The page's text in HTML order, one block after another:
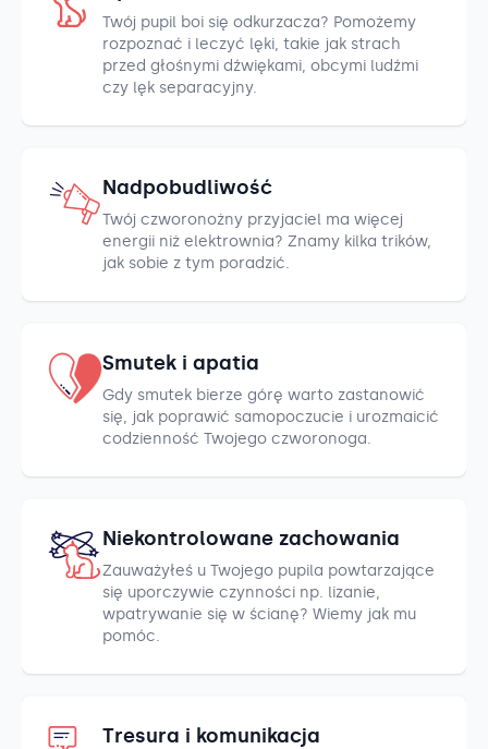
Twój pupil boi się odkurzacza? Pomożemy
rozpoznać i leczyć lęki, takie jak strach
przed głośnymi dźwiękami, obcymi ludźmi
czy lęk separacyjny.
Nadpobudliwość
Twój czworonożny przyjaciel ma więcej
energii niż elektrownia? Znamy kilka trików,
jak sobie z tym poradzić.
Smutek i apatia
Gdy smutek bierze górę warto zastanowić
się, jak poprawić samopoczucie i urozmaicić
codzienność Twojego czworonoga.
Niekontrolowane zachowania
Zauważyłeś u Twojego pupila powtarzające
się uporczywie czynności np. lizanie,
wpatrywanie się w ścianę? Wiemy jak mu
pomóc.
Tresura i komunikacja